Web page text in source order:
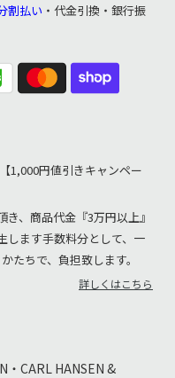
割払い ・代金引換・銀行振
1,000円値引きキャンペー
、商品代金『3万円以上』
します手数料分として、一
たちで、負担致します。
詳しくはこちら
・CARL HANSEN &